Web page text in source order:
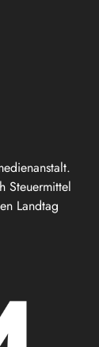
Steuermittel
Landtag